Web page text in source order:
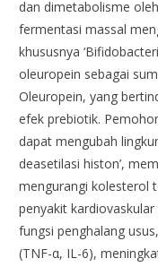
dan dimetabolisme
fermentasi massal
khususnya
oleuropein sebagai
Oleuropein, yang
efek prebiotik.
dapat mengubah
deasetilasi histon’,
mengurangi kolesterol
penyakit
fungsi penghalang
(TNF-α, IL-6),